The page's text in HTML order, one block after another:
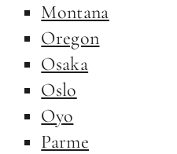
Montana
Oregon
Osaka
Oslo
Oyo
Parme